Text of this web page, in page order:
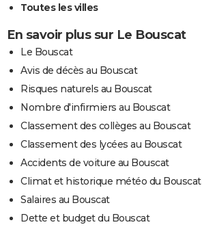
Toutes les villes
En savoir plus sur Le Bouscat
Le Bouscat
Avis de décès au Bouscat
Risques naturels au Bouscat
Nombre d'infirmiers au Bouscat
Classement des collèges au Bouscat
Classement des lycées au Bouscat
Accidents de voiture au Bouscat
Climat et historique météo du Bouscat
Salaires au Bouscat
Dette et budget du Bouscat